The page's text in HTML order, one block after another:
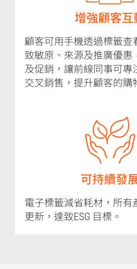
增強顧客互
顧客可用手機透過標籤查
致敏原、來源及推廣優惠
及促銷，讓前線同事可專
交叉銷售，提升顧客的購
可持續發
電子標籤減省耗材，所有
更新，達致ESG 目標。